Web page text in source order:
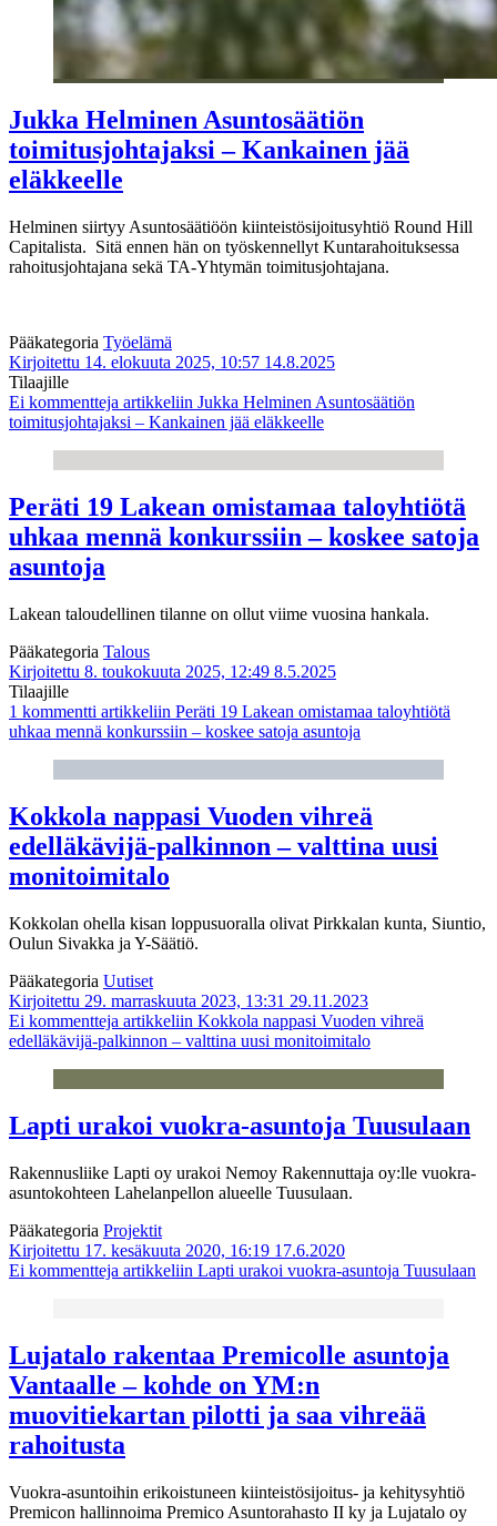
Jukka Helminen Asuntosäätiön
toimitusjohtajaksi – Kankainen jää
eläkkeelle
Helminen siirtyy Asuntosäätiöön kiinteistösijoitusyhtiö Round Hill
Capitalista. Sitä ennen hän on työskennellyt Kuntarahoituksessa
rahoitusjohtajana sekä TA-Yhtymän toimitusjohtajana.
Pääkategoria Työelämä
Kirjoitettu 14. elokuuta 2025, 10:57 14.8.2025
Tilaajille
Ei kommentteja artikkeliin Jukka Helminen Asuntosäätiön
toimitusjohtajaksi – Kankainen jää eläkkeelle
Peräti 19 Lakean omistamaa taloyhtiötä
uhkaa mennä konkurssiin – koskee satoja
asuntoja
Lakean taloudellinen tilanne on ollut viime vuosina hankala.
Pääkategoria Talous
Kirjoitettu 8. toukokuuta 2025, 12:49 8.5.2025
Tilaajille
1 kommentti artikkeliin Peräti 19 Lakean omistamaa taloyhtiötä
uhkaa mennä konkurssiin – koskee satoja asuntoja
Kokkola nappasi Vuoden vihreä
edelläkävijä-palkinnon – valttina uusi
monitoimitalo
Kokkolan ohella kisan loppusuoralla olivat Pirkkalan kunta, Siuntio,
Oulun Sivakka ja Y-Säätiö.
Pääkategoria Uutiset
Kirjoitettu 29. marraskuuta 2023, 13:31 29.11.2023
Ei kommentteja artikkeliin Kokkola nappasi Vuoden vihreä
edelläkävijä-palkinnon – valttina uusi monitoimitalo
Lapti urakoi vuokra-asuntoja Tuusulaan
Rakennusliike Lapti oy urakoi Nemoy Rakennuttaja oy:lle vuokra-
asuntokohteen Lahelanpellon alueelle Tuusulaan.
Pääkategoria Projektit
Kirjoitettu 17. kesäkuuta 2020, 16:19 17.6.2020
Ei kommentteja artikkeliin Lapti urakoi vuokra-asuntoja Tuusulaan
Lujatalo rakentaa Premicolle asuntoja
Vantaalle – kohde on YM:n
muovitiekartan pilotti ja saa vihreää
rahoitusta
Vuokra-asuntoihin erikoistuneen kiinteistösijoitus- ja kehitysyhtiö
Premicon hallinnoima Premico Asuntorahasto II ky ja Lujatalo oy